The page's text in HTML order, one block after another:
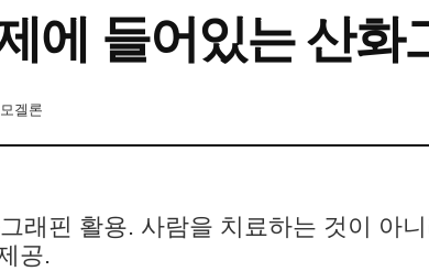
에 들어있는 산화
모겔론
래핀 활용. 사람을 치료하는 것이 아
공.